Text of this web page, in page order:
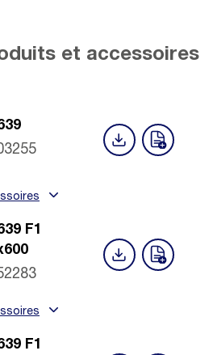
et accessoires
F1
F1